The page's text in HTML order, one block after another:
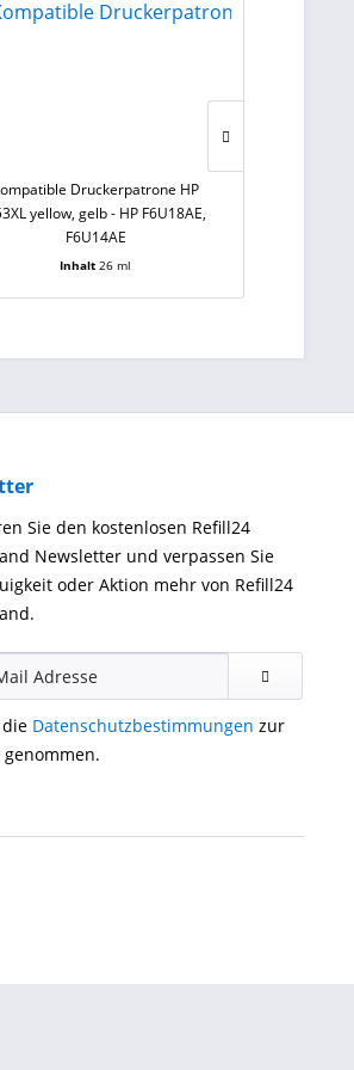
Druckerpatrone HP
yellow, gelb - HP F6U18AE,
F6U14AE
Inhalt26 ml
Sie den kostenlosen Refill24
Newsletter und verpassen Sie
oder Aktion mehr von Refill24
Datenschutzbestimmungen zur